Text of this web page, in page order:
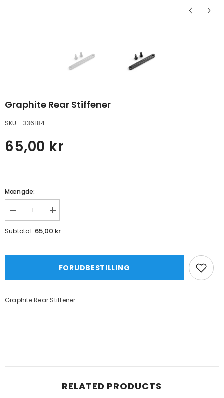
Graphite Rear Stiffener
SKU: 336184
65,00 kr
Mængde:
Formindsk
mængde
for
Øg
mængde
for
Subtotal: 65,00 kr
FORUDBESTILLING
Graphite Rear Stiffener
RELATED PRODUCTS